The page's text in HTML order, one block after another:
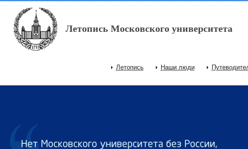
Перейти к основному содержанию
Летопись Московского университета
Главное меню
Летопись Наши люди